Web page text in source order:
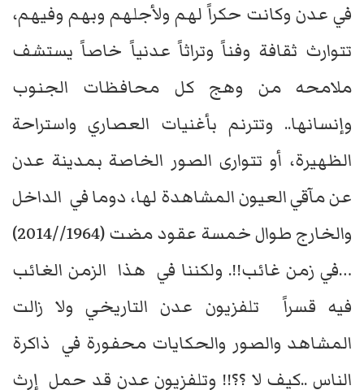
في عدن وكانت حكراً لهم ولأجلهم وبهم وفيهم،
تتوارث ثقافة وفناً وتراثاً عدنياً خاصاً يستشف
ملامحه من وهج كل محافظات الجنوب
وإنسانها.. وتترنم بأغنيات العصاري واستراحة
الظهيرة، أو تتوارى الصور الخاصة بمدينة عدن
عن مآقي العيون المشاهدة لها، دوما في الداخل
والخارج طوال خمسة عقود مضت (1964//2014)
…في زمن غائب!!. ولكننا في هذا الزمن الغائب
فيه قسراً تلفزيون عدن التاريخي ولا زالت
المشاهد والصور والحكايات محفورة في ذاكرة
الناس ..كيف لا ؟؟!! وتلفزيون عدن قد حمل إرث